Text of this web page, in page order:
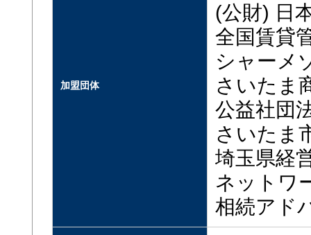
加盟団体
(公財) 日
全国賃貸
シャーメ
さいたま
公益社団
さいたま
埼玉県経
ネットワ
相続アド